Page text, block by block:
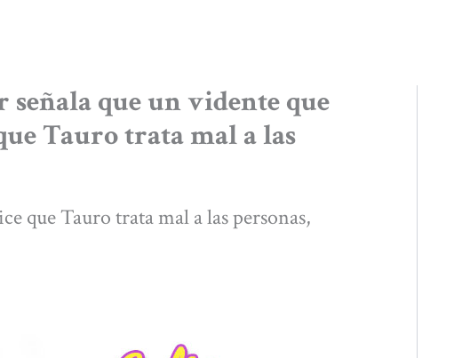
señala que un vidente que
Tauro trata mal a las
que Tauro trata mal a las personas,